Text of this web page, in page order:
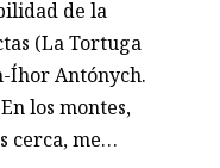
de la
(La Tortuga
Íhor Antónych.
los montes,
cerca, me…